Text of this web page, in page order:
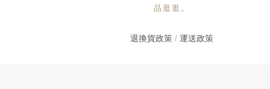
品逛逛。
退換貨政策/ 運送政策